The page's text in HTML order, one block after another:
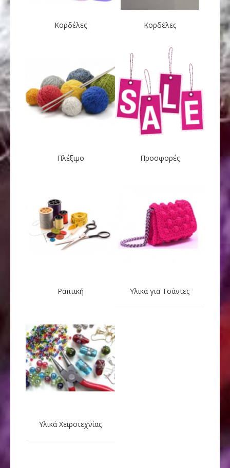
Κορδέλες Κορδέλες
Πλέξιμο Προσφορές
Ραπτική Υλικά για Τσάντες
Υλικά Χειροτεχνίας